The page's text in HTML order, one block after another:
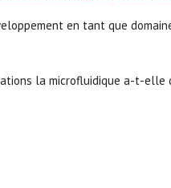
en tant que
la microfluidique a-t-elle